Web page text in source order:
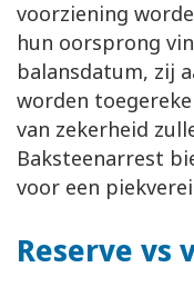
voorziening
hun oorsprong
balansdatum, zij
worden
van zekerheid
Baksteenarrest
voor een
Reserve vs